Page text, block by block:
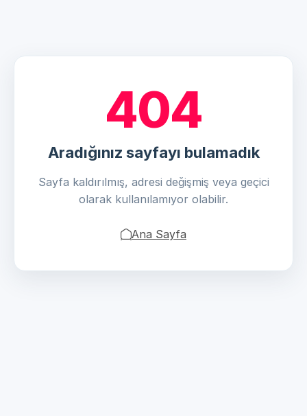
404
Aradığınız sayfayı bulamadık
Sayfa kaldırılmış, adresi değişmiş veya geçici
olarak kullanılamıyor olabilir.
Ana Sayfa